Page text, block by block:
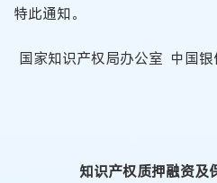
特此通知。
国家知识产权局办公室 中国
知识产权质押融资及